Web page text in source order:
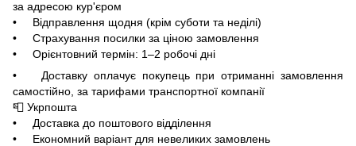
за адресою кур'єром
• Відправлення щодня (крім суботи та неділі)
• Страхування посилки за ціною замовлення
• Орієнтовний термін: 1–2 робочі дні
• Доставку оплачує покупець при отриманні замовлення
самостійно, за тарифами транспортної компанії
📮 Укрпошта
• Доставка до поштового відділення
• Економний варіант для невеликих замовлень